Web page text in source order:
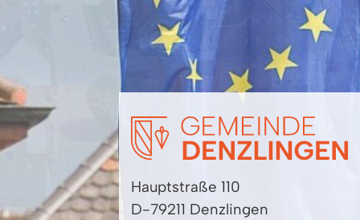
Hauptstraße 110
D-79211 Denzlingen